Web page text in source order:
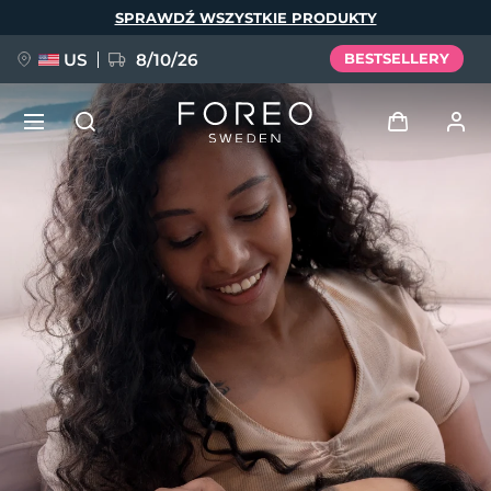
SPRAWDŹ WSZYSTKIE PRODUKTY
US 8/10/26 BESTSELLERY
Profil użytkownika
Moje urządzenia
Moje zamówienia
Moje adresy
Moje subskrypcje
NOWOŚĆ
FAQ™ Pure Beauty-Tech Elixir
BREAKING NEWS
issa™ Teeth Whitening Set
Język
English Deutsch
Español
Français
Italiano
Português
Polski
Svenska
Русский
Türkçe
简体中文 繁體中文